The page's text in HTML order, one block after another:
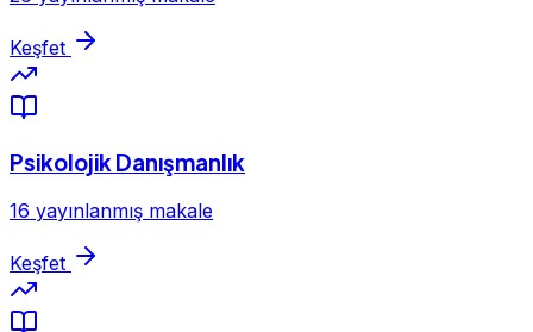
Keşfet
Psikolojik Danışmanlık
16 yayınlanmış makale
Keşfet